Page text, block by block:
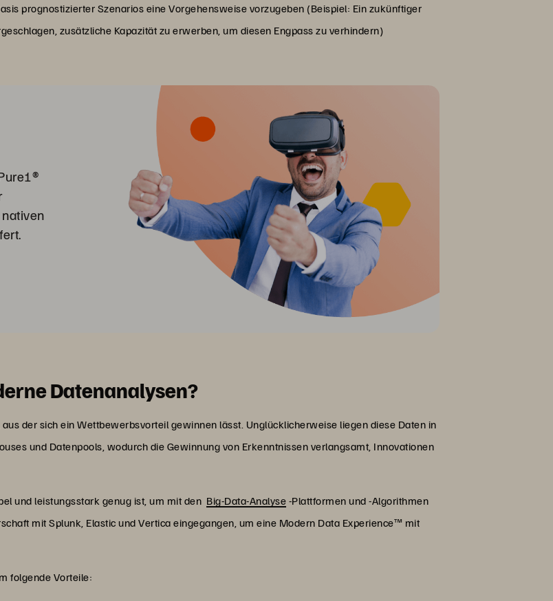
prognostizierter Szenarios eine Vorgehensweise vorzugeben (Beispiel: Ein zukünftiger
zusätzliche Kapazität zu erwerben, um diesen Engpass zu verhindern)
Datenanalysen?
der sich ein Wettbewerbsvorteil gewinnen lässt. Unglücklicherweise liegen diese Daten in
und Datenpools, wodurch die Gewinnung von Erkenntnissen verlangsamt, Innovationen
und leistungsstark genug ist, um mit den Big-Data-Analyse -Plattformen und -Algorithmen
mit Splunk, Elastic und Vertica eingegangen, um eine Modern Data Experience™ mit
folgende Vorteile: